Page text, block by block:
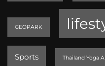
GEOPARK
Sports Thailand Yoga